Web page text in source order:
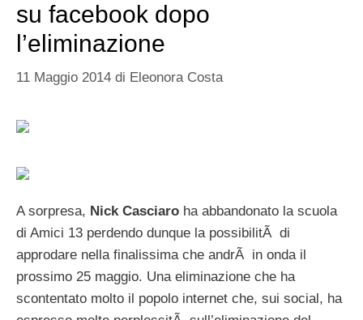
su facebook dopo
l’eliminazione
11 Maggio 2014 di Eleonora Costa
A sorpresa, Nick Casciaro ha abbandonato la scuola
di Amici 13 perdendo dunque la possibilitÃ di
approdare nella finalissima che andrÃ in onda il
prossimo 25 maggio. Una eliminazione che ha
scontentato molto il popolo internet che, sui social, ha